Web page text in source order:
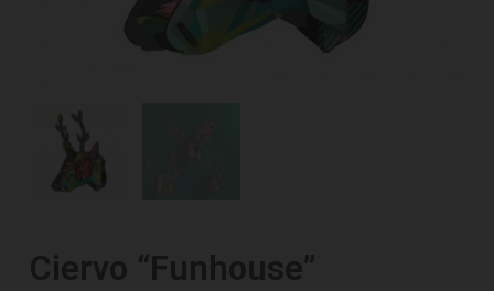
Ciervo “Funhouse”